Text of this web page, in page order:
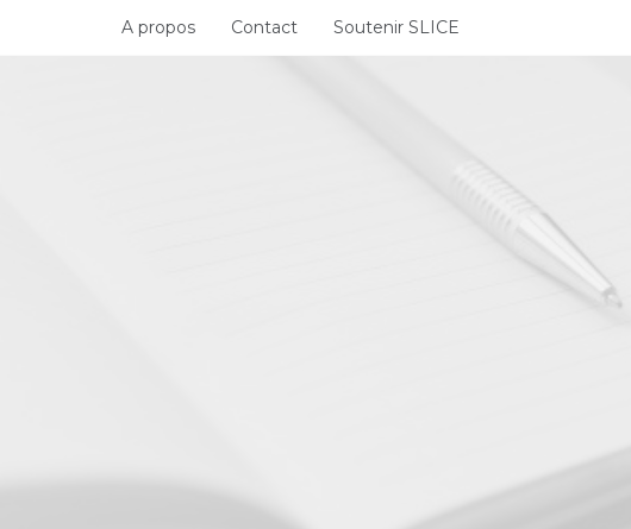
A propos Contact Soutenir SLICE